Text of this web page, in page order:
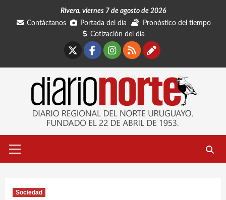
Rivera, viernes 7 de agosto de 2026
Contáctanos
Portada del día
Pronóstico del tiempo
Cotización del día
Facebook
Instagram
RSSContáctanos
primario
Sociedad